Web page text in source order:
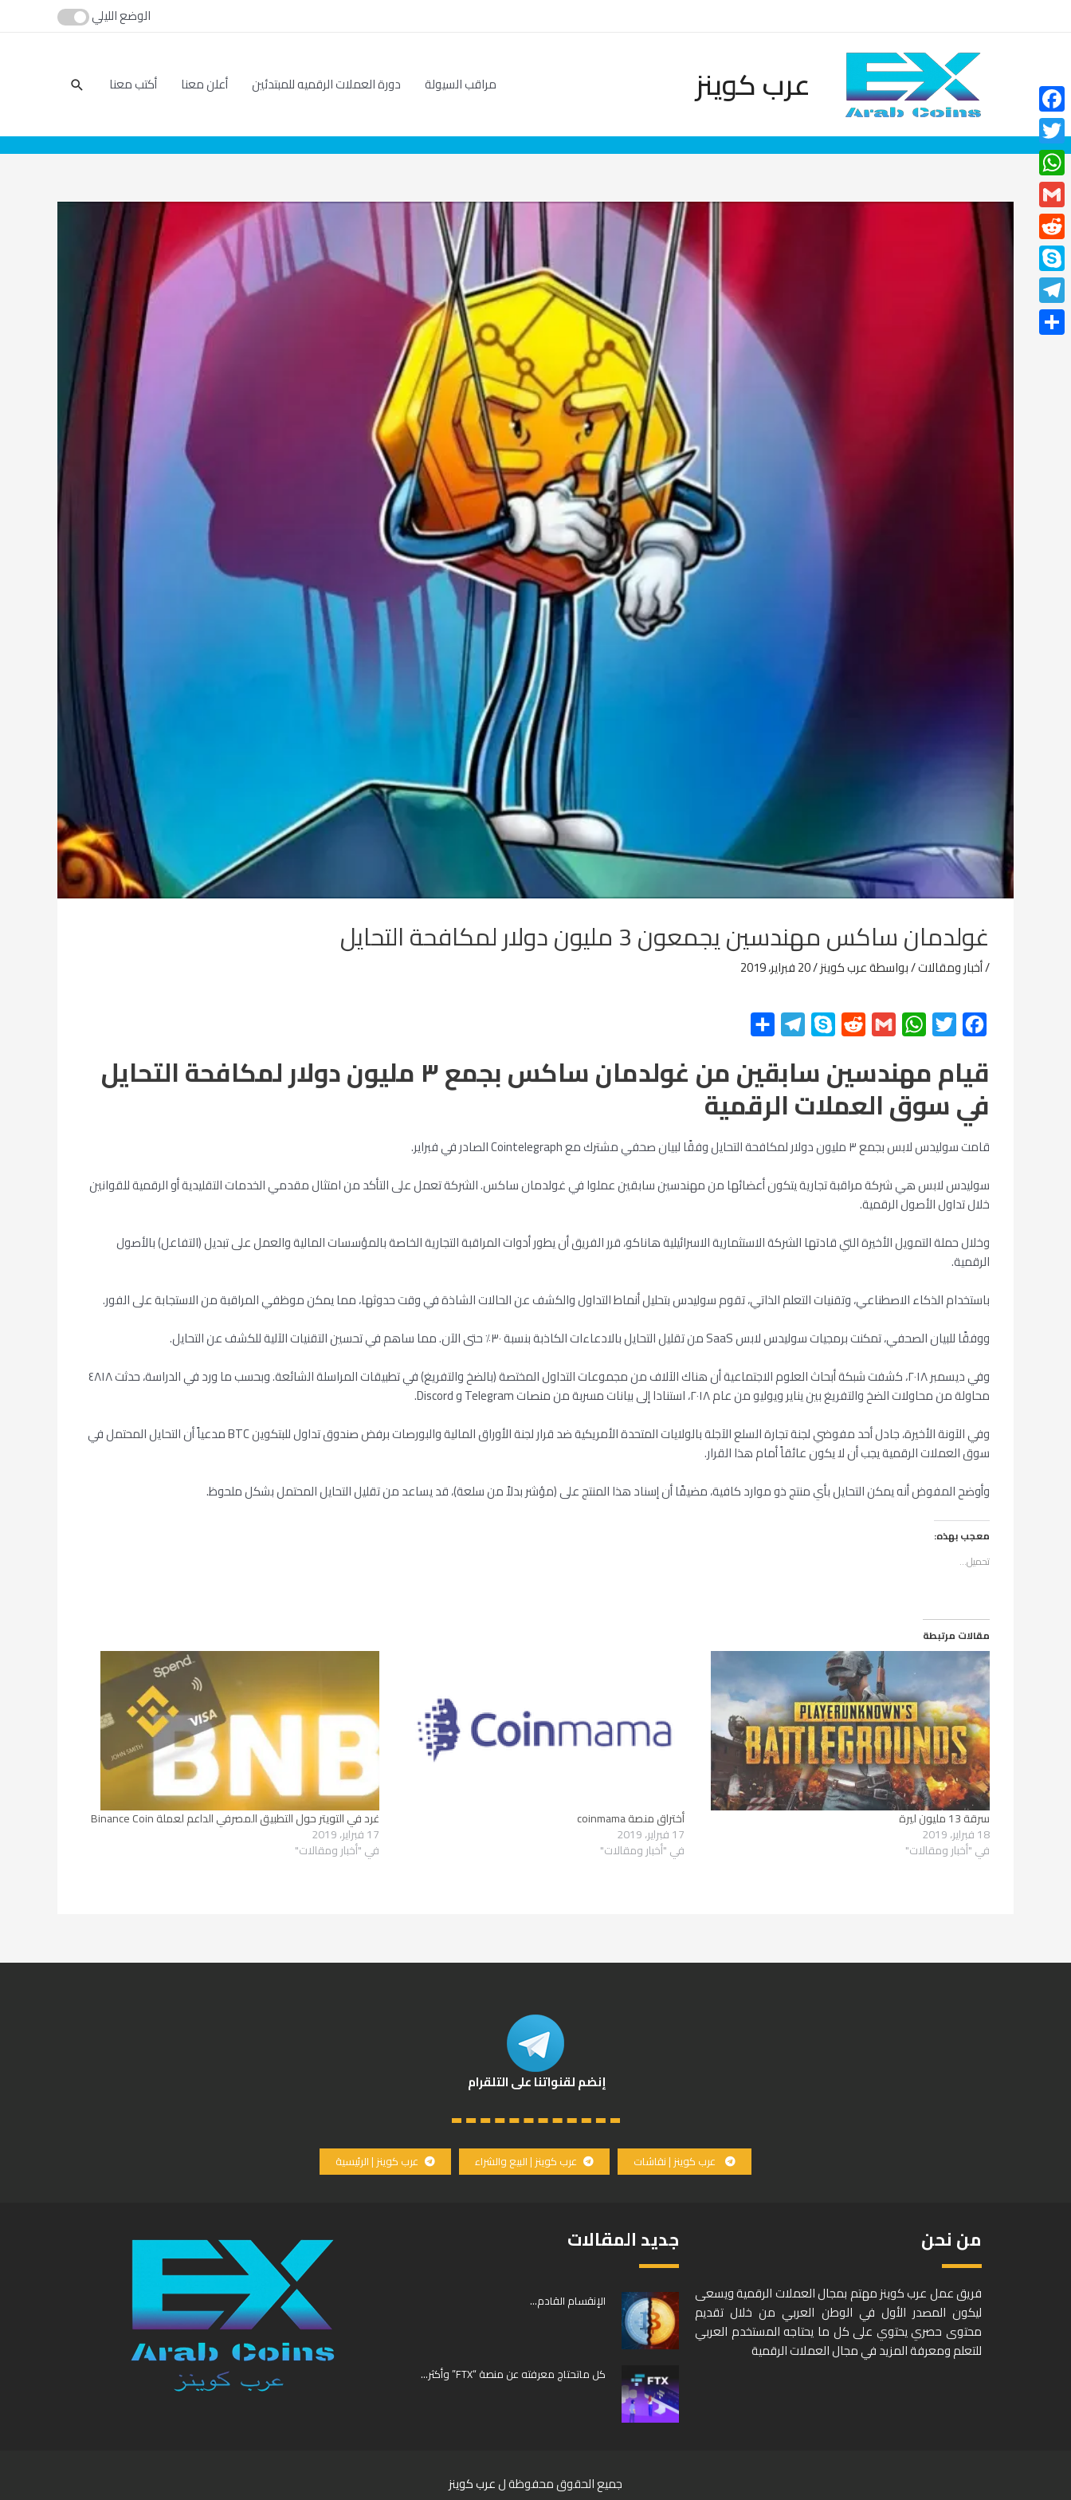
الوضع الليلي
عرب كوينز مراقب السيولة دورة العملات الرقميه للمبتدئين أعلن معنا أكتب معنا بحث
غولدمان ساكس مهندسين يجمعون 3 مليون دولار لمكافحة التحايل
/أخبار ومقالات/ بواسطةعرب كوينز/20 فبراير، 2019
c
b
o
k
i
t
e
W
a
t
s
A
p
a
i
l
d
d
i
t
y
p
e
l
e
g
r
m
ر
قيام مهندسين سابقين من غولدمان ساكس بجمع ٣ مليون دولار لمكافحة التحايل
في سوق العملات الرقمية
قامت سوليدس لابس بجمع ٣ مليون دولار لمكافحة التحايل وفقًا لبيان صحفي مشترك مع Cointelegraph الصادر في فبراير.
سوليدس لابس هي شركة مراقبة تجارية يتكون أعضائها من مهندسين سابقين عملوا في غولدمان ساكس. الشركة تعمل على التأكد من امتثال مقدمي الخدمات التقليدية أو الرقمية للقوانين
خلال تداول الأصول الرقمية.
وخلال حملة التمويل الأخيرة التي قادتها الشركة الاستثمارية الاسرائيلية هاناكو، قرر الفريق أن يطور أدوات المراقبة التجارية الخاصة بالمؤسسات المالية والعمل على تبديل (التفاعل) بالأصول
الرقمية.
باستخدام الذكاء الاصطناعي، وتقنيات التعلم الذاتي، تقوم سوليدس بتحليل أنماط التداول والكشف عن الحالات الشاذة في وقت حدوثها، مما يمكن موظفي المراقبة من الاستجابة على الفور.
ووفقًا للبيان الصحفي، تمكنت برمجيات سوليدس لابس SaaS من تقليل التحايل بالادعاءات الكاذبة بنسبة ٣٠٪؜ حتى الآن. مما ساهم في تحسين التقنيات الآلية للكشف عن التحايل.
وفي ديسمبر ٢٠١٨، كشفت شبكة أبحاث العلوم الاجتماعية أن هناك الآلاف من مجموعات التداول المختصة (بالضخ والتفريغ) في تطبيقات المراسلة الشائعة. وبحسب ما ورد في الدراسة، حدثت ٤٨١٨
محاولة من محاولات الضخ والتفريغ بين يناير ويوليو من عام ٢٠١٨، استنادا إلى بيانات مسربة من منصات Telegram و Discord.
وفي الآونة الأخيرة، جادل أحد مفوضي لجنة تجارة السلع الآجلة بالولايات المتحدة الأمريكية ضد قرار لجنة الأوراق المالية والبورصات برفض صندوق تداول للبتكوين BTC مدعياً أن التحايل المحتمل في
سوق العملات الرقمية يجب أن لا يكون عائقاً أمام هذا القرار.
وأوضح المفوض أنه يمكن التحايل بأي منتج ذو موارد كافية، مضيفًا أن إسناد هذا المنتج على (مؤشر بدلاً من سلعة)، قد يساعد من تقليل التحايل المحتمل بشكل ملحوظ.
معجب بهذه:
تحميل...
مقالات مرتبطة
سرقة 13 مليون ليرة
18 فبراير، 2019
في "أخبار ومقالات"
أختراق منصة coinmama
17 فبراير، 2019
في "أخبار ومقالات"
غرد في التويتر حول التطبيق المصرفي الداعم لعملة Binance Coin
17 فبراير، 2019
في "أخبار ومقالات"
إنضم لقنواتنا على التلقرام
عرب كوينز | نقاشات عرب كوينز | البيع والشراء عرب كوينز | الرئيسية
من نحن
فريق عمل عرب كوينز مهتم بمجال العملات الرقمية ويسعى
ليكون المصدر الأول في الوطن العربي من خلال تقديم
محتوى حصري يحتوي على كل ما يحتاجه المستخدم العربي
للتعلم ومعرفة المزيد في مجال العملات الرقمية
جديد المقالات
الإنقسام القادم…
كل ماتحتاج معرفته عن منصة “FTX” وأكثر…
جميع الحقوق محفوظة لعرب كوينز
Facebook
Twitter
WhatsApp
Gmail
Reddit
Skype
Telegram